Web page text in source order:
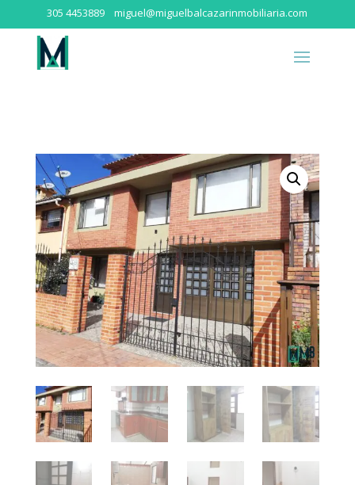
305 4453889miguel@miguelbalcazarinmobiliaria.com